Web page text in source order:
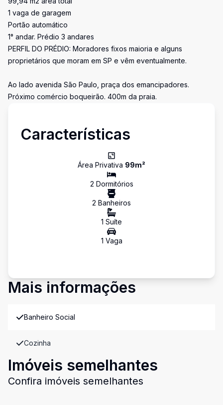
1 vaga de garagem
Portão automático
1° andar. Prédio 3 andares
PERFIL DO PRÉDIO: Moradores fixos maioria e alguns
proprietários que moram em SP e vêm eventualmente.
Ao lado avenida São Paulo, praça dos emancipadores.
Próximo comércio boqueirão. 400m da praia.
Características
Área Privativa 99m²
2 Dormitórios
2 Banheiros
1 Suíte
1 Vaga
Mais informações
Banheiro Social
Cozinha
Imóveis semelhantes
Confira imóveis semelhantes